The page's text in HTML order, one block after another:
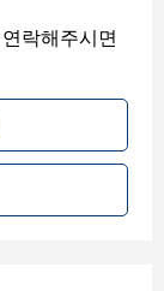
락해주시면